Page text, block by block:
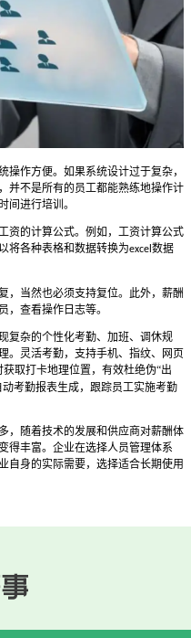
作方便。如果系统设计过于复杂，
并不是所有的员工都能熟练地操作计
间进行培训。
资的计算公式。例如，工资计算公式
将各种表格和数据转换为excel 数据
，当然也必须支持复位。此外，薪酬
，查看操作日志等。
复杂的个性化考勤、加班、调休规
。灵活考勤，支持手机、指纹、网页
取打卡地理位置，有效杜绝伪“出
考勤报表生成，跟踪员工实施考勤
，随着技术的发展和供应商对薪酬体
得丰富。企业在选择人员管理体系
自身的实际需要，选择适合长期使用